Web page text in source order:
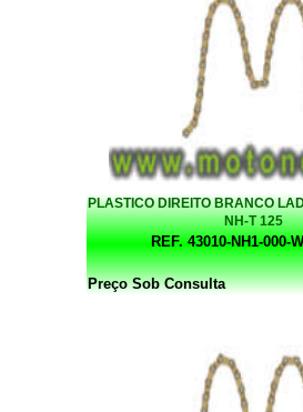
PLASTICO DIREITO BRANCO
NH-T 125
REF. 43010-NH1-000-
Preço Sob Consulta